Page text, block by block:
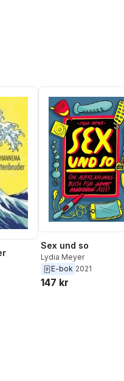
Sex und so
Lydia Meyer
E-bok 2021
147 kr